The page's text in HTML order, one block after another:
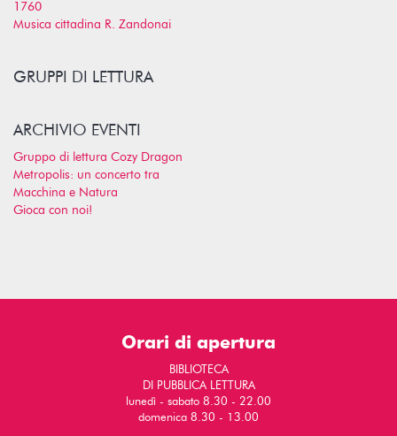
1760
Musica cittadina R. Zandonai
GRUPPI DI LETTURA
ARCHIVIO EVENTI
Gruppo di lettura Cozy Dragon
Metropolis: un concerto tra
Macchina e Natura
Gioca con noi!
Orari di apertura
BIBLIOTECA
DI PUBBLICA LETTURA
lunedì - sabato 8.30 - 22.00
domenica 8.30 - 13.00